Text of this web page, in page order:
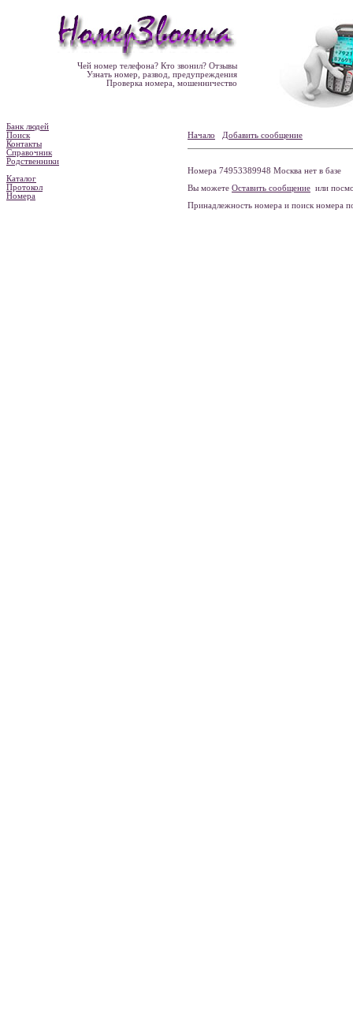
Чей номер телефона? Кто звонил? Отзывы
Узнать номер, развод, предупреждения
Проверка номера, мошенничество
Банк людей
Поиск
Контакты
Справочник
Родственники
Каталог
Протокол
Номера
Начало Добавить сообщение
Номера 74953389948 Москва нет в базе
Вы можете Оставить сообщение или
Принадлежность номера и поиск номера